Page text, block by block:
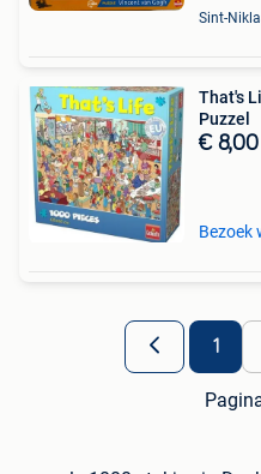
Sint-
That's
Puzzel
€ 8,00
Bezoek
1